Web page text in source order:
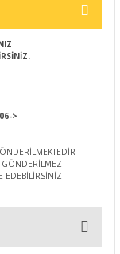
>
EDEBİLİRSİNİZ